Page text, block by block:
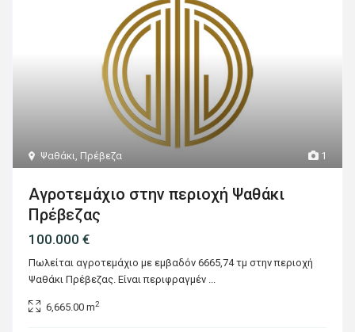
1
Ψαθάκι Πρέβεζα
Αγροτεμάχιο στην περιοχή Ψαθάκι
Πρέβεζας
100.000 €
Πωλείται αγροτεμάχιο με εμβαδόν 6665,74 τμ στην περιοχή
Ψαθάκι Πρέβεζας. Είναι περιφραγμέν
6,665.00 m2